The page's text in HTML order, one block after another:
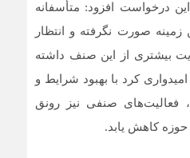
درخواست افزود: متأسفانه
زمینه صورت نگرفته و انتظار
بیشتری از این صنف داشته
امیدواری کرد با بهبود شرایط و
فعالیت‌های صنفی نیز رونق
حوزه کاهش یابد.